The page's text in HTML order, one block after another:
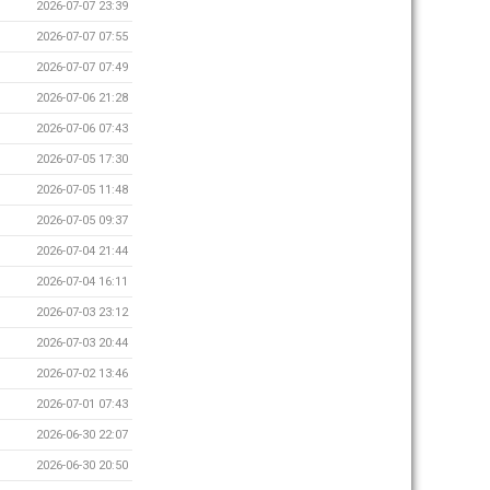
2026-07-07 23:39
2026-07-07 07:55
2026-07-07 07:49
2026-07-06 21:28
2026-07-06 07:43
2026-07-05 17:30
2026-07-05 11:48
2026-07-05 09:37
2026-07-04 21:44
2026-07-04 16:11
2026-07-03 23:12
2026-07-03 20:44
2026-07-02 13:46
2026-07-01 07:43
2026-06-30 22:07
2026-06-30 20:50